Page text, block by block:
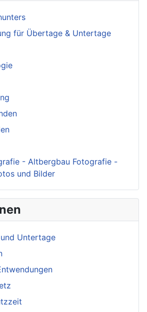
für Übertage & Untertage
- Altbergbau Fotografie -
und Bilder
Untertage